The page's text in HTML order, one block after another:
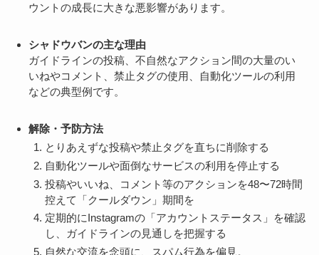
ウントの成長に大きな悪影響があります。
シャドウバンの主な理由
ガイドラインの投稿、不自然なアクション間の大量のい
いねやコメント、禁止タグの使用、自動化ツールの利用
などの典型例です。
解除・予防方法
とりあえずな投稿や禁止タグを直ちに削除する
自動化ツールや面倒なサービスの利用を停止する
投稿やいいね、コメント等のアクションを48〜72時間
控えて「クールダウン」期間を
定期的にInstagramの「アカウントステータス」を確認
し、ガイドラインの見通しを把握する
自然な交流を念頭に、スパム行為を偏見。